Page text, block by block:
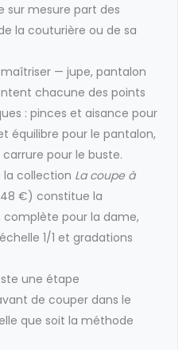
sur mesure part des
la couturière ou de sa
maîtriser — jupe, pantalon
chacune des points
: pinces et aisance pour
équilibre pour le pantalon,
pour le buste.
la collection La coupe à
€) constitue la
complète pour la dame,
1/1 et gradations
une étape
de couper dans le
que soit la méthode